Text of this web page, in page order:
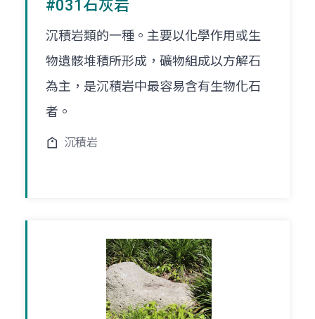
#031石灰岩
沉積岩類的一種。主要以化學作用或生
物遺骸堆積所形成，礦物組成以方解石
為主，是沉積岩中最容易含有生物化石
者。
沉積岩